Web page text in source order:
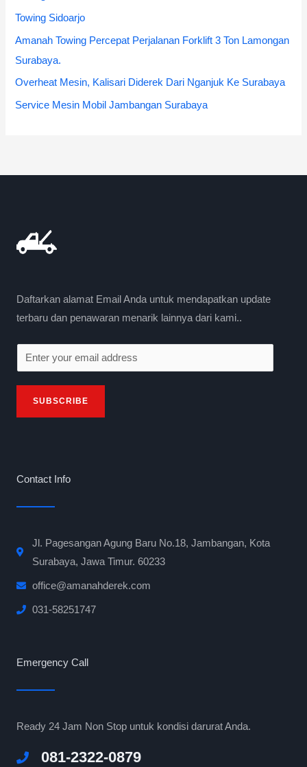
Towing Sidoarjo
Amanah Towing Percepat Perjalanan Forklift 3 Ton Lamongan
Surabaya.
Overheat Mesin, Kalisari Diderek Dari Nganjuk Ke Surabaya
Service Mesin Mobil Jambangan Surabaya
Daftarkan alamat Email Anda untuk mendapatkan update
terbaru dan penawaran menarik lainnya dari kami..
m
SUBSCRIBE
Contact Info
Jl. Pagesangan Agung Baru No.18, Jambangan, Kota
Surabaya, Jawa Timur. 60233
office@amanahderek.com
031-58251747
Emergency Call
Ready 24 Jam Non Stop untuk kondisi darurat Anda.
081-2322-0879